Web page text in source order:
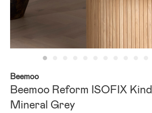
Beemoo
Beemoo Reform ISOFIX
Mineral Grey